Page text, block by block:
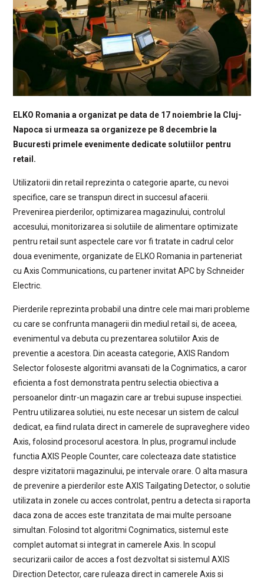
ELKO Romania a organizat pe data de 17 noiembrie la Cluj-
Napoca si urmeaza sa organizeze pe 8 decembrie la
Bucuresti primele evenimente dedicate solutiilor pentru
retail.
Utilizatorii din retail reprezinta o categorie aparte, cu nevoi
specifice, care se transpun direct in succesul afacerii.
Prevenirea pierderilor, optimizarea magazinului, controlul
accesului, monitorizarea si solutiile de alimentare optimizate
pentru retail sunt aspectele care vor fi tratate in cadrul celor
doua evenimente, organizate de ELKO Romania in parteneriat
cu Axis Communications, cu partener invitat APC by Schneider
Electric.
Pierderile reprezinta probabil una dintre cele mai mari probleme
cu care se confrunta managerii din mediul retail si, de aceea,
evenimentul va debuta cu prezentarea solutiilor Axis de
preventie a acestora. Din aceasta categorie, AXIS Random
Selector foloseste algoritmi avansati de la Cognimatics, a caror
eficienta a fost demonstrata pentru selectia obiectiva a
persoanelor dintr-un magazin care ar trebui supuse inspectiei.
Pentru utilizarea solutiei, nu este necesar un sistem de calcul
dedicat, ea fiind rulata direct in camerele de supraveghere video
Axis, folosind procesorul acestora. In plus, programul include
functia AXIS People Counter, care colecteaza date statistice
despre vizitatorii magazinului, pe intervale orare. O alta masura
de prevenire a pierderilor este AXIS Tailgating Detector, o solutie
utilizata in zonele cu acces controlat, pentru a detecta si raporta
daca zona de acces este tranzitata de mai multe persoane
simultan. Folosind tot algoritmi Cognimatics, sistemul este
complet automat si integrat in camerele Axis. In scopul
securizarii cailor de acces a fost dezvoltat si sistemul AXIS
Direction Detector, care ruleaza direct in camerele Axis si